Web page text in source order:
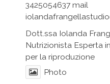
3425054637 mail
Dott.ssa Iolanda
Nutrizionista Esperta
per la riproduzione
Photo